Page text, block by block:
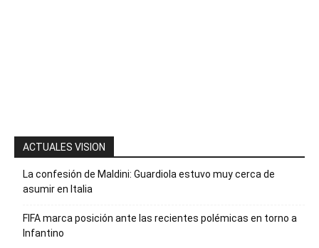
ACTUALES VISION
La confesión de Maldini: Guardiola estuvo muy cerca de
asumir en Italia
FIFA marca posición ante las recientes polémicas en torno a
Infantino